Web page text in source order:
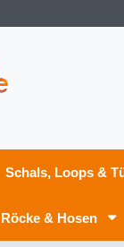
Schals, Loops &
& Hosen